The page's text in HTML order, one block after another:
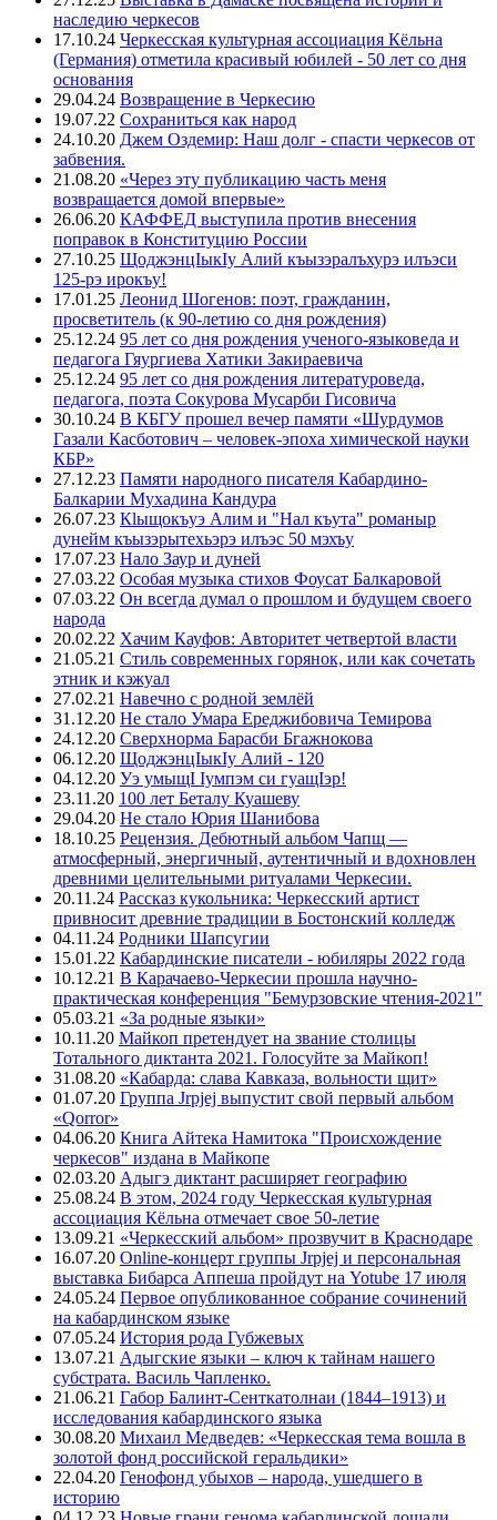
наследию черкесов
17.10.24 Черкесская культурная ассоциация Кёльна
(Германия) отметила красивый юбилей - 50 лет со дня
основания
29.04.24 Возвращение в Черкесию
19.07.22 Сохраниться как народ
24.10.20 Джем Оздемир: Наш долг - спасти черкесов от
забвения.
21.08.20 «Через эту публикацию часть меня
возвращается домой впервые»
26.06.20 КАФФЕД выступила против внесения
поправок в Конституцию России
27.10.25 ЩоджэнцIыкIу Алий къызэралъхурэ илъэси
125-рэ ирокъу!
17.01.25 Леонид Шогенов: поэт, гражданин,
просветитель (к 90-летию со дня рождения)
25.12.24 95 лет со дня рождения ученого-языковеда и
педагога Гяургиева Хатики Закираевича
25.12.24 95 лет со дня рождения литературоведа,
педагога, поэта Сокурова Мусарби Гисовича
30.10.24 В КБГУ прошел вечер памяти «Шурдумов
Газали Касботович – человек-эпоха химической науки
КБР»
27.12.23 Памяти народного писателя Кабардино-
Балкарии Мухадина Кандура
26.07.23 Кlыщокъуэ Алим и "Нал къута" романыр
дунейм къызэрытехьэрэ илъэс 50 мэхъу
17.07.23 Нало Заур и дуней
27.03.22 Особая музыка стихов Фоусат Балкаровой
07.03.22 Он всегда думал о прошлом и будущем своего
народа
20.02.22 Хачим Кауфов: Авторитет четвертой власти
21.05.21 Стиль современных горянок, или как сочетать
этник и кэжуал
27.02.21 Навечно с родной землёй
31.12.20 Не стало Умара Ереджибовича Темирова
24.12.20 Сверхнорма Барасби Бгажнокова
06.12.20 ЩоджэнцIыкIу Алий - 120
04.12.20 Уэ умыщI Iумпэм си гуащIэр!
23.11.20 100 лет Беталу Куашеву
29.04.20 Не стало Юрия Шанибова
18.10.25 Рецензия. Дебютный альбом Чапщ —
атмосферный, энергичный, аутентичный и вдохновлен
древними целительными ритуалами Черкесии.
20.11.24 Рассказ кукольника: Черкесский артист
привносит древние традиции в Бостонский колледж
04.11.24 Родники Шапсугии
15.01.22 Кабардинские писатели - юбиляры 2022 года
10.12.21 В Карачаево-Черкесии прошла научно-
практическая конференция "Бемурзовские чтения-2021"
05.03.21 «За родные языки»
10.11.20 Майкоп претендует на звание столицы
Тотального диктанта 2021. Голосуйте за Майкоп!
31.08.20 «Кабарда: слава Кавказа, вольности щит»
01.07.20 Группа Jrpjej выпустит свой первый альбом
«Qorror»
04.06.20 Книга Айтека Намитока "Происхождение
черкесов" издана в Майкопе
02.03.20 Адыгэ диктант расширяет географию
25.08.24 В этом, 2024 году Черкесская культурная
ассоциация Кёльна отмечает свое 50-летие
13.09.21 «Черкесский альбом» прозвучит в Краснодаре
16.07.20 Online-концерт группы Jrpjej и персональная
выставка Бибарса Аппеша пройдут на Yotube 17 июля
24.05.24 Первое опубликованное собрание сочинений
на кабардинском языке
07.05.24 История рода Губжевых
13.07.21 Адыгские языки – ключ к тайнам нашего
субстрата. Василь Чапленко.
21.06.21 Габор Балинт-Сенткатолнаи (1844–1913) и
исследования кабардинского языка
30.08.20 Михаил Медведев: «Черкесская тема вошла в
золотой фонд российской геральдики»
22.04.20 Генофонд убыхов – народа, ушедшего в
историю